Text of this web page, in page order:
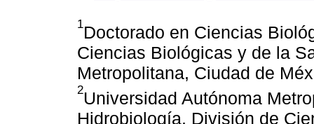
1Doctorado en Ciencias
Ciencias Biológicas y de la
Metropolitana, Ciudad de
2Universidad Autónoma
Hidrobiología, División de